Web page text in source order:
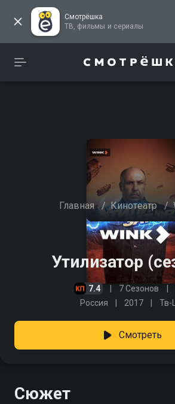
Смотрёшка
ТВ, фильмы и сериалы
Главная / Кинотеатр /
Утилизатор
7.4 7 Сезонов
Россия 2017 Тв-
Смотреть
Сюжет